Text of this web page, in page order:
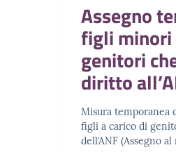
Assegno
figli minori
genitori
diritto
Misura temporanea
figli a carico di
dell’ANF (Assegno